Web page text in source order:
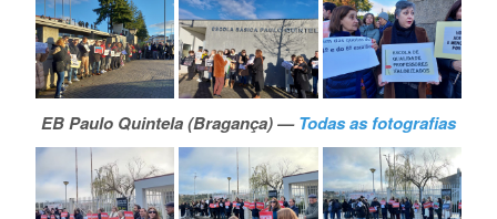
EB Paulo Quintela (Bragança) —Todas as fotografias